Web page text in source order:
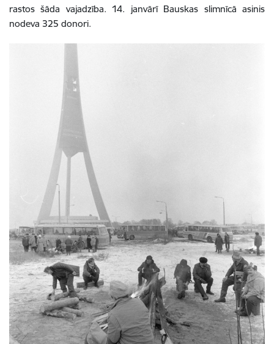
rastos šāda vajadzība. 14. janvārī Bauskas slimnīcā asinis
nodeva 325 donori.